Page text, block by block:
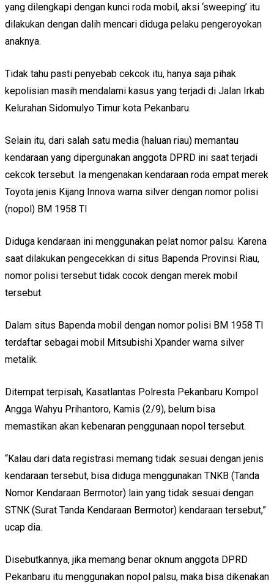
yang dilengkapi dengan kunci roda mobil, aksi ‘sweeping’ itu
dilakukan dengan dalih mencari diduga pelaku pengeroyokan
anaknya.
Tidak tahu pasti penyebab cekcok itu, hanya saja pihak
kepolisian masih mendalami kasus yang terjadi di Jalan Irkab
Kelurahan Sidomulyo Timur kota Pekanbaru.
Selain itu, dari salah satu media (haluan riau) memantau
kendaraan yang dipergunakan anggota DPRD ini saat terjadi
cekcok tersebut. Ia mengenakan kendaraan roda empat merek
Toyota jenis Kijang Innova warna silver dengan nomor polisi
(nopol) BM 1958 TI
Diduga kendaraan ini menggunakan pelat nomor palsu. Karena
saat dilakukan pengecekkan di situs Bapenda Provinsi Riau,
nomor polisi tersebut tidak cocok dengan merek mobil
tersebut.
Dalam situs Bapenda mobil dengan nomor polisi BM 1958 TI
terdaftar sebagai mobil Mitsubishi Xpander warna silver
metalik.
Ditempat terpisah, Kasatlantas Polresta Pekanbaru Kompol
Angga Wahyu Prihantoro, Kamis (2/9), belum bisa
memastikan akan kebenaran penggunaan nopol tersebut.
“Kalau dari data registrasi memang tidak sesuai dengan jenis
kendaraan tersebut, bisa diduga menggunakan TNKB (Tanda
Nomor Kendaraan Bermotor) lain yang tidak sesuai dengan
STNK (Surat Tanda Kendaraan Bermotor) kendaraan tersebut,”
ucap dia.
Disebutkannya, jika memang benar oknum anggota DPRD
Pekanbaru itu menggunakan nopol palsu, maka bisa dikenakan